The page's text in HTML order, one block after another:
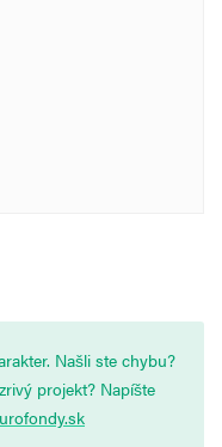
Našli ste chybu?
projekt? Napíšte